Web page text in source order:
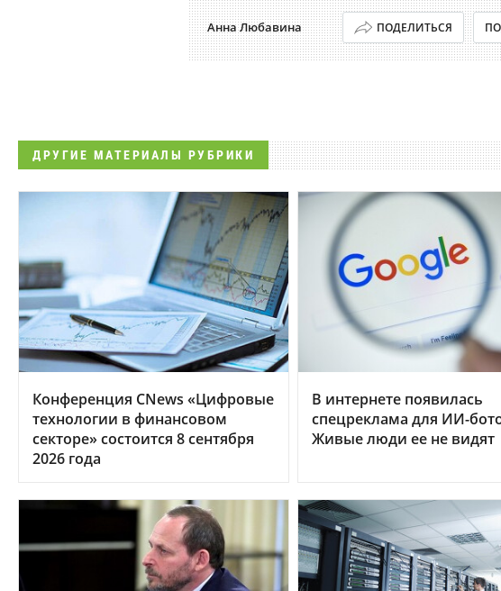
Анна Любавина ПОДЕЛИТЬСЯ
ДРУГИЕ МАТЕРИАЛЫ РУБРИКИ
Конференция CNews «Цифровые
технологии в финансовом
секторе» состоится 8 сентября
2026 года
В интернете появилась
спецреклама для ИИ-
Живые люди ее не видят